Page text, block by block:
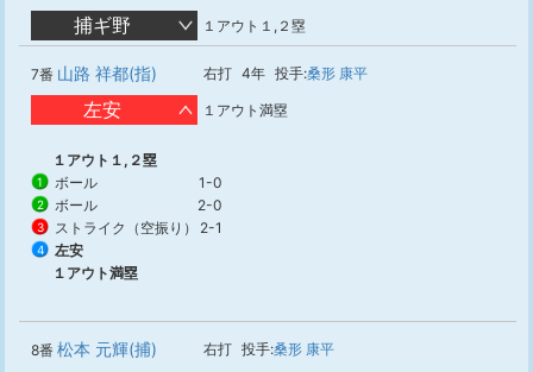
捕ギ野 １アウト１,２塁
7番 山路 祥都(指) 右打 4年 投手:桑形 康平
左安 １アウト満塁
１アウト１,２塁
1 ボール 1-0
2 ボール 2-0
3 ストライク（空振り） 2-1
4
左安
１アウト満塁
8番 松本 元輝(捕) 右打 投手:桑形 康平